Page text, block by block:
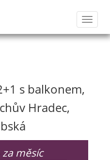
s balkonem,
Hradec,
za měsíc